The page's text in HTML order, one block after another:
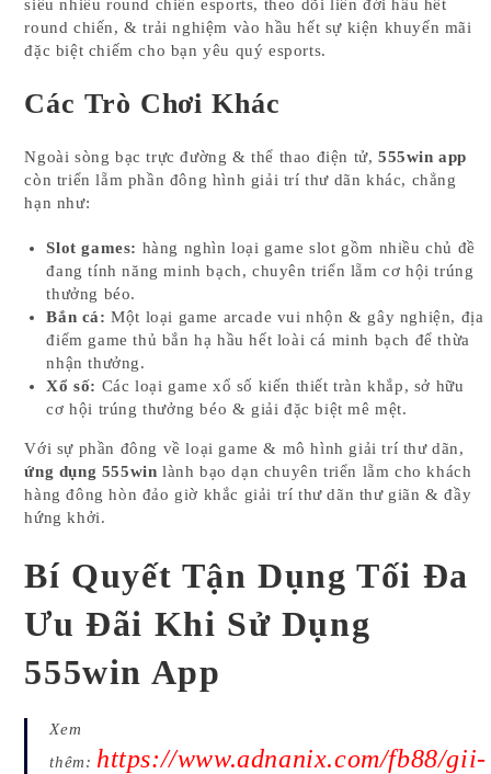
siêu nhiều round chiến esports, theo dõi liên đới hầu hết
round chiến, & trải nghiệm vào hầu hết sự kiện khuyến mãi
đặc biệt chiếm cho bạn yêu quý esports.
Các Trò Chơi Khác
Ngoài sòng bạc trực đường & thể thao điện tử,555win app
còn triển lẵm phần đông hình giải trí thư dãn khác, chẳng
hạn như:
Slot games: hàng nghìn loại game slot gồm nhiều chủ đề
đang tính năng minh bạch, chuyên triển lẵm cơ hội trúng
thưởng béo.
Bắn cá: Một loại game arcade vui nhộn & gây nghiện, địa
điểm game thủ bắn hạ hầu hết loài cá minh bạch để thừa
nhận thưởng.
Xổ số: Các loại game xổ số kiến thiết tràn khắp, sở hữu
cơ hội trúng thưởng béo & giải đặc biệt mê mệt.
Với sự phần đông về loại game & mô hình giải trí thư dãn,
ứng dụng 555win lành bạo dạn chuyên triển lẵm cho khách
hàng đông hòn đảo giờ khắc giải trí thư dãn thư giãn & đầy
hứng khởi.
Bí Quyết Tận Dụng Tối Đa
Ưu Đãi Khi Sử Dụng
555win App
Xem
thêm: https://www.adnanix.com/fb88/gii-